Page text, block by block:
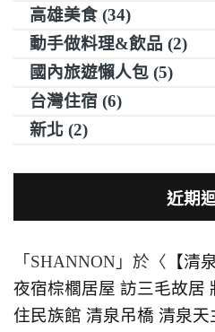
高雄美食 (34)
動手做料理&飲品 (2)
國內旅遊懶人包 (5)
台灣住宿 (6)
新北 (2)
近期
「 SHANNON 」於〈 【清
夜宿棕櫚居屋 訪三毛故居
住民族館 清泉吊橋 清泉天